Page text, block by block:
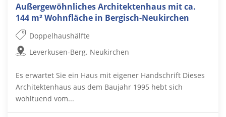
Außergewöhnliches Architektenhaus mit ca.
144 m² Wohnfläche in Bergisch-Neukirchen
Doppelhaushälfte
Leverkusen-Berg. Neukirchen
Es erwartet Sie ein Haus mit eigener Handschrift Dieses
Architektenhaus aus dem Baujahr 1995 hebt sich
wohltuend vom...